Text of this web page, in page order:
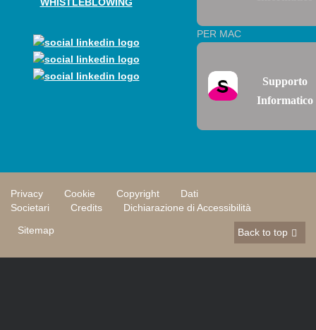
WHISTLEBLOWING
PER MAC
Supporto
Informatico
Privacy Cookie Copyright
Dati
Societari
Credits
Dichiarazione di Accessibilità
Sitemap
Back to top